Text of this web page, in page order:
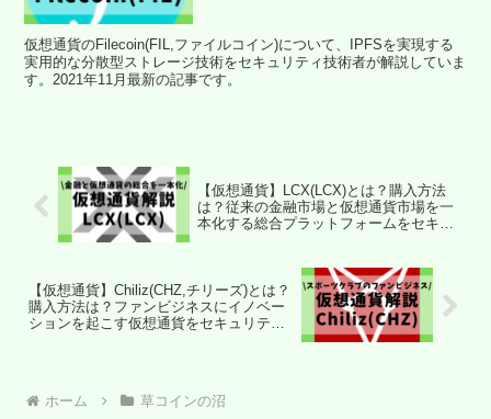
仮想通貨のFilecoin(FIL,ファイルコイン)について、IPFSを実現する
実用的な分散型ストレージ技術をセキュリティ技術者が解説していま
す。2021年11月最新の記事です。
【仮想通貨】LCX(LCX)とは？購入方法
は？従来の金融市場と仮想通貨市場を一
本化する総合プラットフォームをセキュ
【仮想通貨】Chiliz(CHZ,チリーズ)とは？
購入方法は？ファンビジネスにイノベー
ションを起こす仮想通貨をセキュリティ
ホーム 草コインの沼